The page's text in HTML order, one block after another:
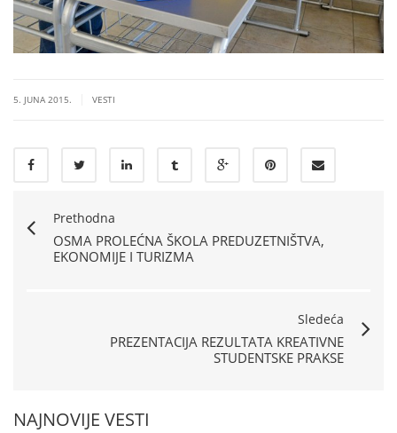
5. JUNA 2015. VESTI
Prethodna
OSMA PROLEĆNA ŠKOLA PREDUZETNIŠTVA,
EKONOMIJE I TURIZMA
Sledeća
PREZENTACIJA REZULTATA KREATIVNE
STUDENTSKE PRAKSE
NAJNOVIJE VESTI